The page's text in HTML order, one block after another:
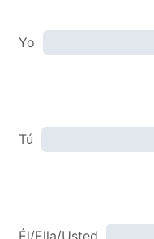
Yo
Tú
Él/Ella/Usted